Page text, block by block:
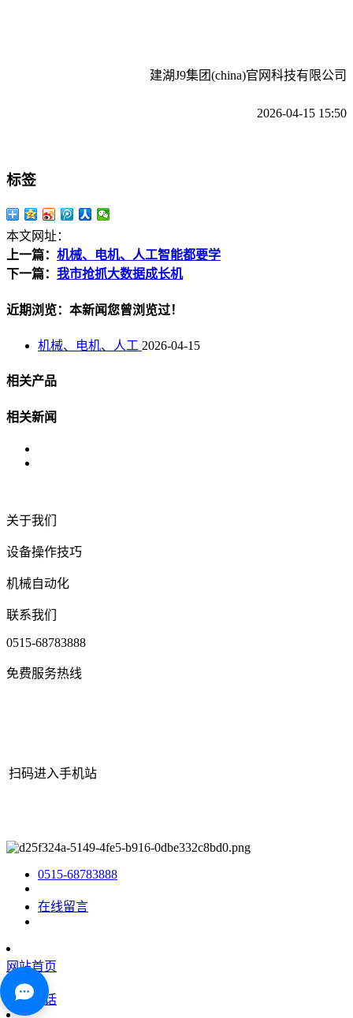
建湖J9集团(china)官网科技有限公司
2026-04-15 15:50
标签
本文网址：
上一篇： 机械、电机、人工智能都要学
下一篇： 我市抢抓大数据成长机
近期浏览：本新闻您曾浏览过！
机械、电机、人工 2026-04-15
相关产品
相关新闻
关于我们
设备操作技巧
机械自动化
联系我们
0515-68783888
免费服务热线
扫码进入手机站
0515-68783888
在线留言
网站首页
咨询电话